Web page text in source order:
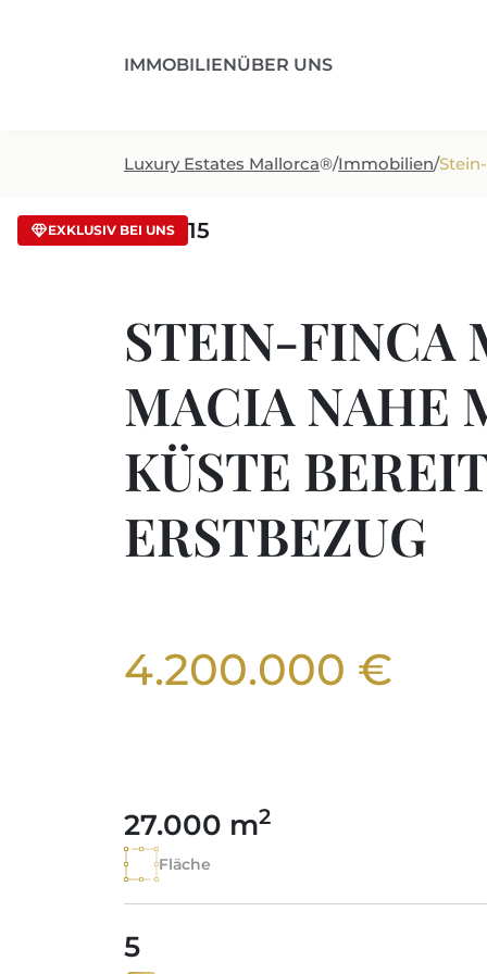
IMMOBILIENÜBER UNS
Luxury Estates Mallorca®/Immobilien/
EXKLUSIV BEI UNS
/ LMP15
STEIN-FINCA
MACIA NAHE
KÜSTE
ERSTBEZUG
4.200.000 €
27.000 m2
Fläche
5